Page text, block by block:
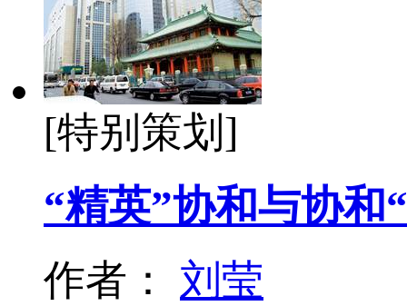
[特别策划]
“精英”协和与协和
作者： 刘莹